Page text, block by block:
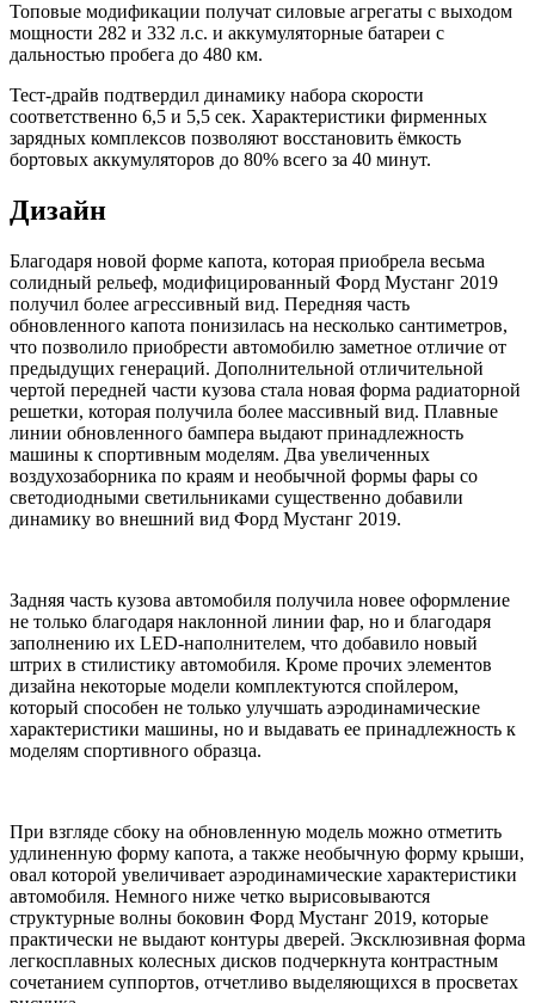
Топовые модификации получат силовые агрегаты с выходом
мощности 282 и 332 л.с. и аккумуляторные батареи с
дальностью пробега до 480 км.
Тест-драйв подтвердил динамику набора скорости
соответственно 6,5 и 5,5 сек. Характеристики фирменных
зарядных комплексов позволяют восстановить ёмкость
бортовых аккумуляторов до 80% всего за 40 минут.
Дизайн
Благодаря новой форме капота, которая приобрела весьма
солидный рельеф, модифицированный Форд Мустанг 2019
получил более агрессивный вид. Передняя часть
обновленного капота понизилась на несколько сантиметров,
что позволило приобрести автомобилю заметное отличие от
предыдущих генераций. Дополнительной отличительной
чертой передней части кузова стала новая форма радиаторной
решетки, которая получила более массивный вид. Плавные
линии обновленного бампера выдают принадлежность
машины к спортивным моделям. Два увеличенных
воздухозаборника по краям и необычной формы фары со
светодиодными светильниками существенно добавили
динамику во внешний вид Форд Мустанг 2019.
Задняя часть кузова автомобиля получила новее оформление
не только благодаря наклонной линии фар, но и благодаря
заполнению их LED-наполнителем, что добавило новый
штрих в стилистику автомобиля. Кроме прочих элементов
дизайна некоторые модели комплектуются спойлером,
который способен не только улучшать аэродинамические
характеристики машины, но и выдавать ее принадлежность к
моделям спортивного образца.
При взгляде сбоку на обновленную модель можно отметить
удлиненную форму капота, а также необычную форму крыши,
овал которой увеличивает аэродинамические характеристики
автомобиля. Немного ниже четко вырисовываются
структурные волны боковин Форд Мустанг 2019, которые
практически не выдают контуры дверей. Эксклюзивная форма
легкосплавных колесных дисков подчеркнута контрастным
сочетанием суппортов, отчетливо выделяющихся в просветах